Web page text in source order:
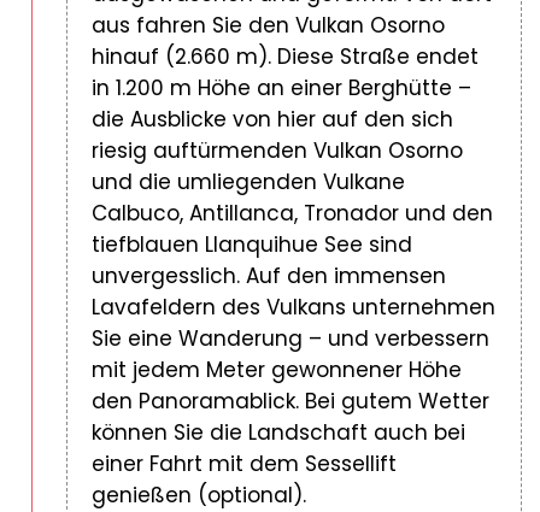
aus fahren Sie den Vulkan Osorno
hinauf (2.660 m). Diese Straße endet
in 1.200 m Höhe an einer Berghütte –
die Ausblicke von hier auf den sich
riesig auftürmenden Vulkan Osorno
und die umliegenden Vulkane
Calbuco, Antillanca, Tronador und den
tiefblauen Llanquihue See sind
unvergesslich. Auf den immensen
Lavafeldern des Vulkans unternehmen
Sie eine Wanderung – und verbessern
mit jedem Meter gewonnener Höhe
den Panoramablick. Bei gutem Wetter
können Sie die Landschaft auch bei
einer Fahrt mit dem Sessellift
genießen (optional).